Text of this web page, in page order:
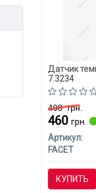
Датчик
7.3234
498грн.
460 грн.
Артикул:
FACET
КУПИТЬ